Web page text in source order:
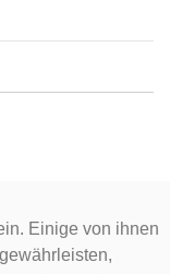
Einige von ihnen